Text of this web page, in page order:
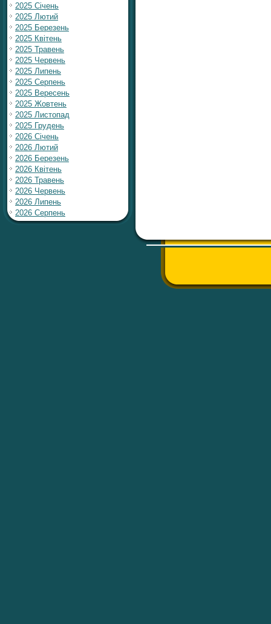
2025 Січень
2025 Лютий
2025 Березень
2025 Квітень
2025 Травень
2025 Червень
2025 Липень
2025 Серпень
2025 Вересень
2025 Жовтень
2025 Листопад
2025 Грудень
2026 Січень
2026 Лютий
2026 Березень
2026 Квітень
2026 Травень
2026 Червень
2026 Липень
2026 Серпень